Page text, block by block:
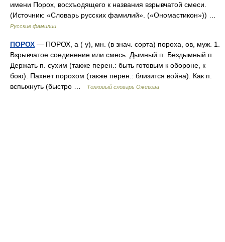
имени Порох, восхъодящего к названия взрывчатой смеси.
(Источник: «Словарь русских фамилий». («Ономастикон»)) …
Русские фамилии
ПОРОХ — ПОРОХ, а ( у), мн. (в знач. сорта) пороха, ов, муж. 1.
Взрывчатое соединение или смесь. Дымный п. Бездымный п.
Держать п. сухим (также перен.: быть готовым к обороне, к
бою). Пахнет порохом (также перен.: близится война). Как п.
вспыхнуть (быстро …
Толковый словарь Ожегова